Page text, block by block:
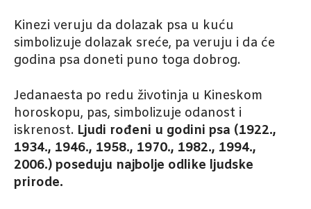
Kinezi veruju da dolazak psa u kuću
simbolizuje dolazak sreće, pa veruju i da će
godina psa doneti puno toga dobrog.
Jedanaesta po redu životinja u Kineskom
horoskopu, pas, simbolizuje odanost i
iskrenost. Ljudi rođeni u godini psa (1922.,
1934., 1946., 1958., 1970., 1982., 1994.,
2006.) poseduju najbolje odlike ljudske
prirode.